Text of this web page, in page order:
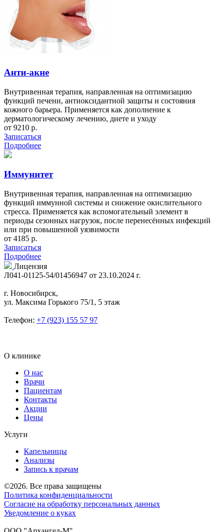
Анти-акне
Внутривенная терапия, направленная на оптимизацию
функций печени, антиоксидантной защиты и состояния
кожного барьера. Применяется как дополнение к
дерматологическому лечению, диете и уходу
от 9210 р.
Записаться
Подробнее
Иммунитет
Внутривенная терапия, направленная на оптимизацию
функций иммунной системы и снижение окислительного
стресса. Применяется как вспомогательный элемент в
периоды сезонных нагрузок, после перенесённых инфекций
или при повышенной уязвимости
от 4185 р.
Записаться
Подробнее
Лицензия
Л041-01125-54/01456947 от 23.10.2024 г.
г. Новосибирск,
ул. Максима Горького 75/1, 5 этаж
Телефон: +7 (923) 155 57 97
О клинике
О нас
Врачи
Пациентам
Контакты
Акции
Цены
Услуги
Капельницы
Анализы
Запись к врачам
©2026. Все права защищены
Политика конфиденциальности
Согласие на обработку персональных данных
Уведомление о куках